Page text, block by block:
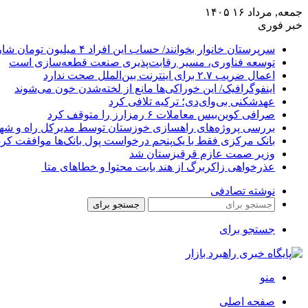
جمعه, مرداد ۱۶ ۱۴۰۵
خبر فوری
سرپرستان خانوار بخوانند/ حساب این افراد ۴ میلیون تومان شارژ شد
توسعه فناوری، مسیر رقابت‌پذیری صنعت قطعه‌سازی است
اعمال ضریب ۲.۷ برای اینترنت بین‌الملل صحت ندارد
اینفوگرافیک/ این خوراکی‌ها مانع از لخته‌شدن خون می‌شوند
عهدشکنی بی‌وای‌دی؛ ترکیه تلافی کرد
صرافی کوین‌بیس معاملات ۶ رمزارز را متوقف کرد
بررسی پروژه‌های راهسازی خوزستان توسط مدیرکل راه و
بانک مرکزی فقط با یک‌‎پنجم درخواست پول بانک‌ها موافقت کرد
وزیر صمت عازم قرقیزستان شد
عذرخواهی زاکربرگ از هند بابت محتوا و خطاهای متا
نوشته تصادفی
جستجو برای
جستجو برای
منو
صفحه اصلی